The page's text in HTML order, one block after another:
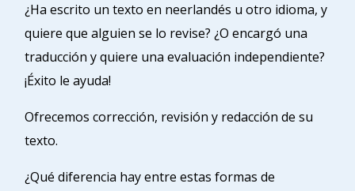
¿Ha escrito un texto en neerlandés u otro idioma, y
quiere que alguien se lo revise? ¿O encargó una
traducción y quiere una evaluación independiente?
¡Éxito le ayuda!
Ofrecemos corrección, revisión y redacción de su
texto.
¿Qué diferencia hay entre estas formas de